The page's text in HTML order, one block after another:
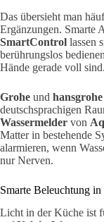
Das übersieht man
Ergänzungen. Smarte
SmartControl lassen
berührungslos
Hände gerade voll sind.
Grohe und hansgrohe
deutschsprachigen
Wassermelder von
Matter in bestehende
alarmieren, wenn
nur Nerven.
Smarte Beleuchtung
Licht in der Küche ist